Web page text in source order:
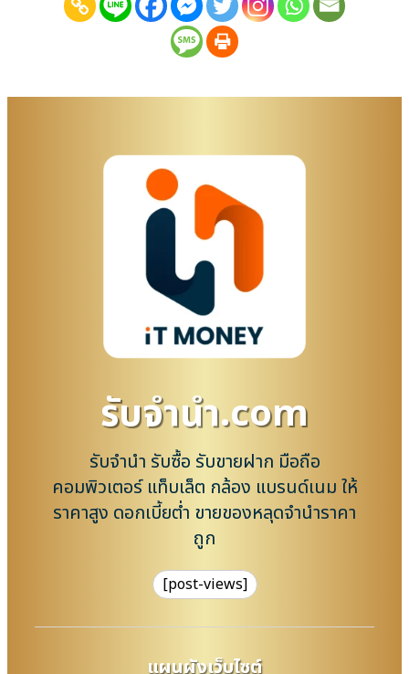
รับจํานํา.com
รับจำนำ รับซื้อ รับขายฝาก มือถือ
คอมพิวเตอร์ แท็บเล็ต กล้อง แบรนด์เนม ให้
ราคาสูง ดอกเบี้ยต่ำ ขายของหลุดจำนำราคา
ถูก
[post-views]
แผนผังเว็บไซต์